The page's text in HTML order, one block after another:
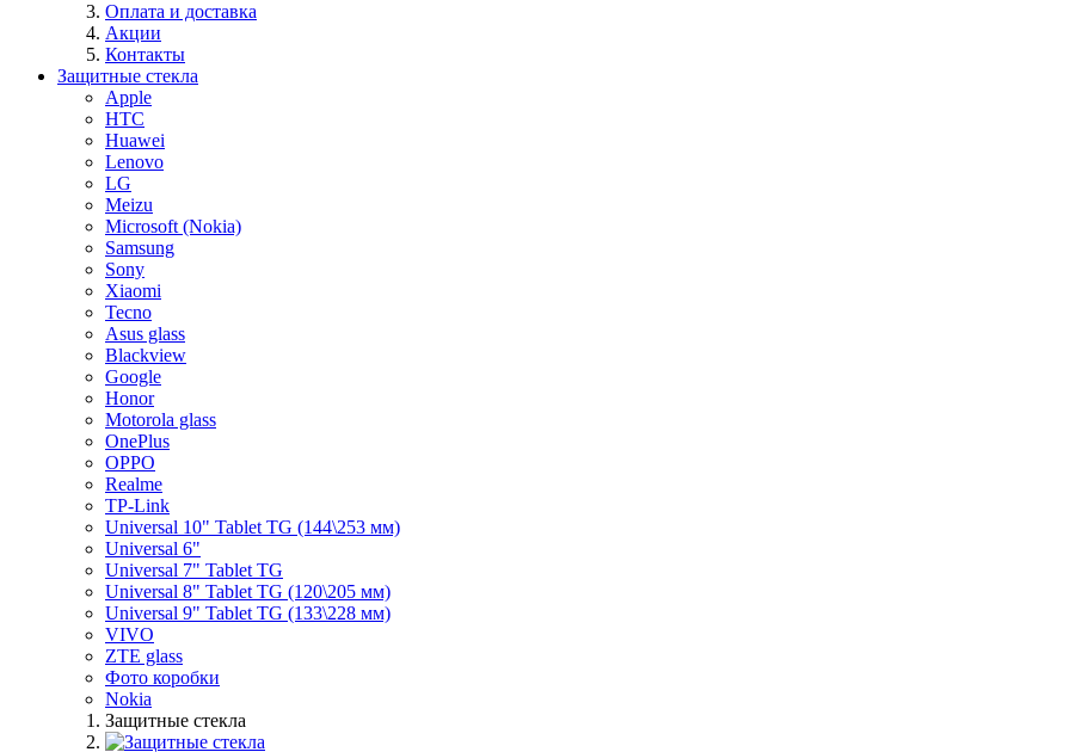
Оплата и доставка
Акции
Контакты
Защитные стекла
Apple
HTC
Huawei
Lenovo
LG
Meizu
Microsoft (Nokia)
Samsung
Sony
Xiaomi
Tecno
Asus glass
Blackview
Google
Honor
Motorola glass
OnePlus
OPPO
Realme
TP-Link
Universal 10" Tablet TG (144\253 мм)
Universal 6"
Universal 7" Tablet TG
Universal 8" Tablet TG (120\205 мм)
Universal 9" Tablet TG (133\228 мм)
VIVO
ZTE glass
Фото коробки
Nokia
Защитные стекла